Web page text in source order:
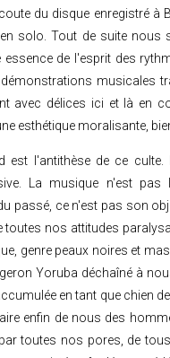
du disque enregistré à
solo. Tout de suite
de l'esprit des
musicales
avec délices ici et là en
esthétique moralisante,
est l'antithèse de ce
La musique n'est
passé, ce n'est pas son
nos attitudes
genre peaux noires et
Yoruba déchaîné à
en tant que chien
enfin de nous des
toutes nos pores, de